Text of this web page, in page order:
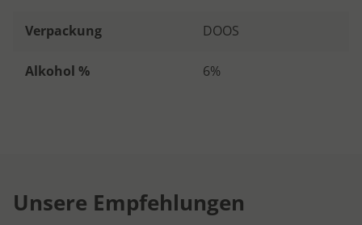
Verpackung DOOS
Alkohol % 6%
Unsere Empfehlungen